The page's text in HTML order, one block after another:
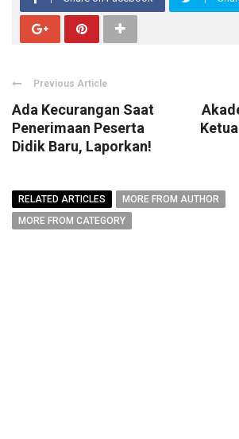
Previous Article
Ada Kecurangan Saat
Penerimaan Peserta
Didik Baru, Laporkan!
RELATED ARTICLES
MORE FROM AUTHOR
MORE FROM CATEGORY